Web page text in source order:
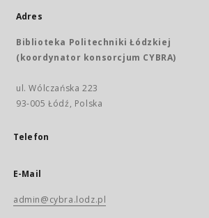
Adres
Biblioteka Politechniki Łódzkiej
(koordynator konsorcjum CYBRA)
ul. Wólczańska 223
93-005 Łódź, Polska
Telefon
E-Mail
admin@cybra.lodz.pl